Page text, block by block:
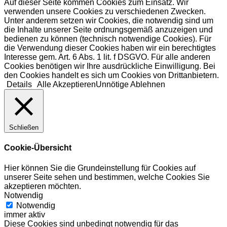
Auf dieser Seite kommen Cookies zum Einsatz. Wir
verwenden unsere Cookies zu verschiedenen Zwecken.
Unter anderem setzen wir Cookies, die notwendig sind um
die Inhalte unserer Seite ordnungsgemäß anzuzeigen und
bedienen zu können (technisch notwendige Cookies). Für
die Verwendung dieser Cookies haben wir ein berechtigtes
Interesse gem. Art. 6 Abs. 1 lit. f DSGVO. Für alle anderen
Cookies benötigen wir Ihre ausdrückliche Einwilligung. Bei
den Cookies handelt es sich um Cookies von Drittanbietern.
Details Alle AkzeptierenUnnötige Ablehnen
Schließen
Cookie-Übersicht
Hier können Sie die Grundeinstellung für Cookies auf
unserer Seite sehen und bestimmen, welche Cookies Sie
akzeptieren möchten.
Notwendig
Notwendig
immer aktiv
Diese Cookies sind unbedingt notwendig für das